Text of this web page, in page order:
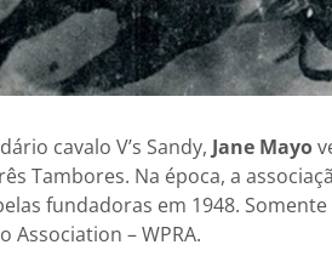
cavalo V’s Sandy, Jane Mayo
Tambores. Na época, a
fundadoras em 1948.
Association – WPRA.